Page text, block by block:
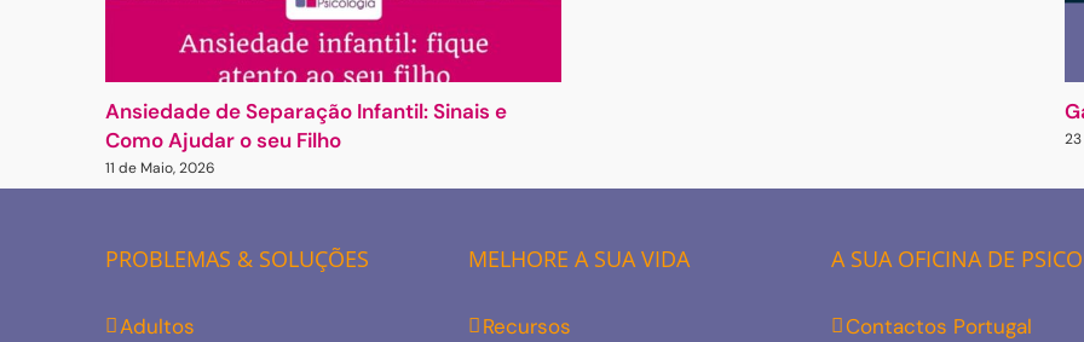
Ansiedade de Separação Infantil: Sinais e
Como Ajudar o seu Filho
11 de Maio, 2026
PROBLEMAS & SOLUÇÕES
Adultos
MELHORE A SUA VIDA
Recursos
A SUA OFICINA DE
Contactos Portugal